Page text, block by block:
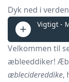
Dyk ned i
Vigtigt -
Velkommen til
æbleeddiker!
æblecidereddike,